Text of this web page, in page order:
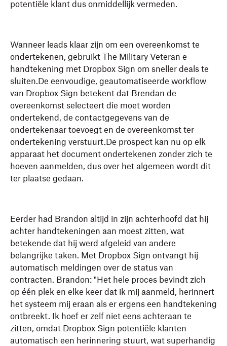
potentiële klant dus onmiddellijk vermeden.
Wanneer leads klaar zijn om een overeenkomst te
ondertekenen, gebruikt The Military Veteran e-
handtekening met Dropbox Sign om sneller deals te
sluiten.De eenvoudige, geautomatiseerde workflow
van Dropbox Sign betekent dat Brendan de
overeenkomst selecteert die moet worden
ondertekend, de contactgegevens van de
ondertekenaar toevoegt en de overeenkomst ter
ondertekening verstuurt.De prospect kan nu op elk
apparaat het document ondertekenen zonder zich te
hoeven aanmelden, dus over het algemeen wordt dit
ter plaatse gedaan.
Eerder had Brandon altijd in zijn achterhoofd dat hij
achter handtekeningen aan moest zitten, wat
betekende dat hij werd afgeleid van andere
belangrijke taken. Met Dropbox Sign ontvangt hij
automatisch meldingen over de status van
contracten. Brandon: "Het hele proces bevindt zich
op één plek en elke keer dat ik mij aanmeld, herinnert
het systeem mij eraan als er ergens een handtekening
ontbreekt. Ik hoef er zelf niet eens achteraan te
zitten, omdat Dropbox Sign potentiële klanten
automatisch een herinnering stuurt, wat superhandig